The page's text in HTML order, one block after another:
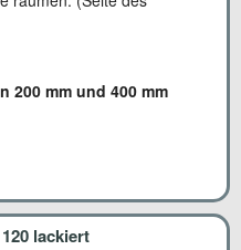
200 mm und 400 mm
lackiert